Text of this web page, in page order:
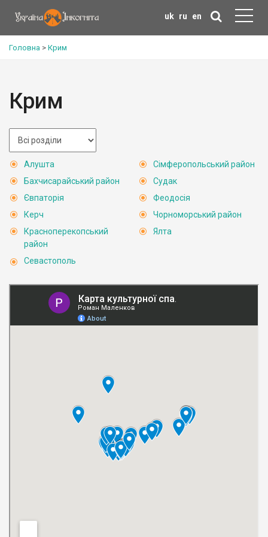
uk ru en
Головна > Крим
Крим
Алушта
Бахчисарайський район
Євпаторія
Керч
Красноперекопський
район
Севастополь
Сімферопольський район
Судак
Феодосія
Чорноморський район
Ялта